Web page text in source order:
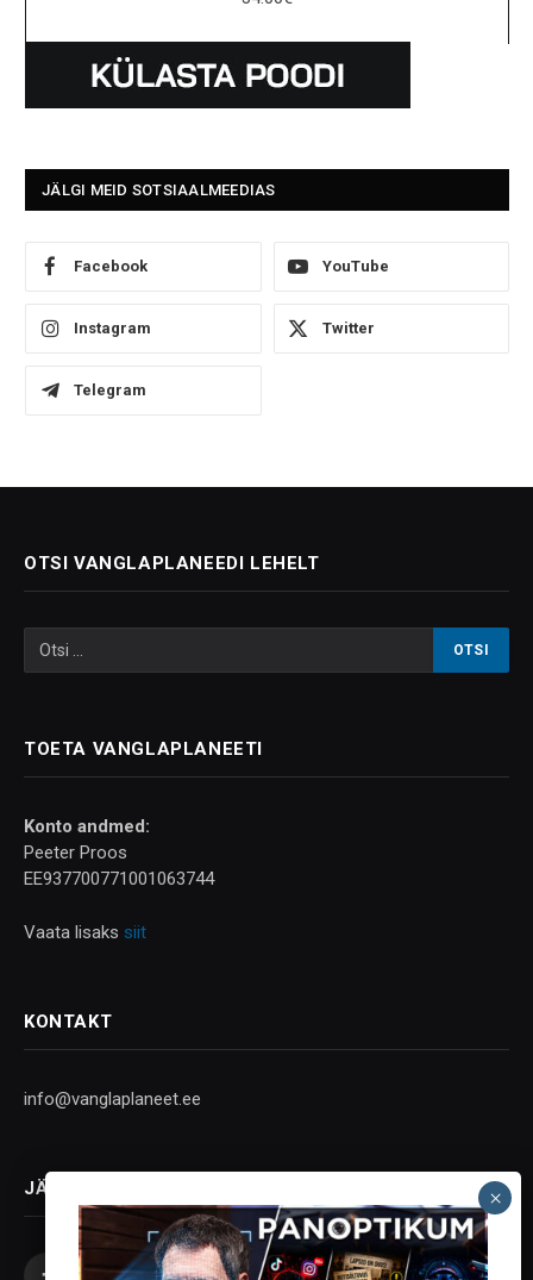
JÄLGI MEID SOTSIAALMEEDIAS
Facebook YouTube
Instagram Twitter
Telegram
OTSI VANGLAPLANEEDI LEHELT
TOETA VANGLAPLANEETI
Konto andmed:
Peeter Proos
EE937700771001063744
Vaata lisaks siit
KONTAKT
info@vanglaplaneet.ee
JÄLGI SOTSIAALMEEDIAS